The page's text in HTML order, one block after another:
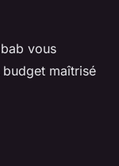
vous
maîtrisé